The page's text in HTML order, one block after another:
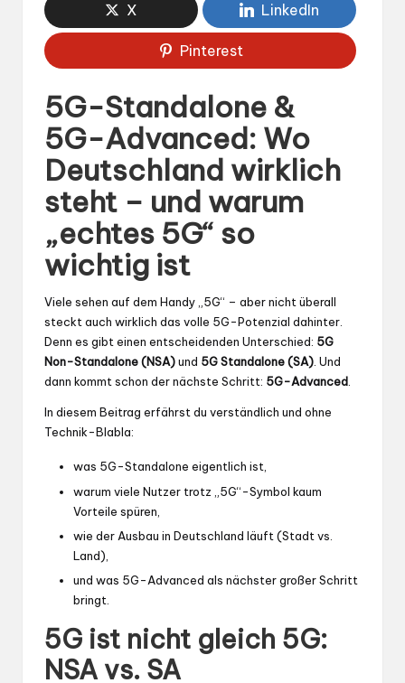
X LinkedIn
Pinterest
5G-Standalone &
5G-Advanced: Wo
Deutschland wirklich
steht – und warum
„echtes 5G“ so
wichtig ist
Viele sehen auf dem Handy „5G“ – aber nicht überall
steckt auch wirklich das volle 5G-Potenzial dahinter.
Denn es gibt einen entscheidenden Unterschied: 5G
Non-Standalone (NSA)und 5G Standalone (SA). Und
dann kommt schon der nächste Schritt: 5G-Advanced.
In diesem Beitrag erfährst du verständlich und ohne
Technik-Blabla:
was 5G-Standalone eigentlich ist,
warum viele Nutzer trotz „5G“-Symbol kaum
Vorteile spüren,
wie der Ausbau in Deutschland läuft (Stadt vs.
Land),
und was 5G-Advanced als nächster großer Schritt
bringt.
5G ist nicht gleich 5G:
NSA vs. SA